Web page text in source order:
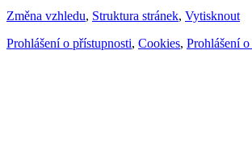
Změna vzhledu, Struktura stránek, Vytisknout
Prohlášení o přístupnosti, Cookies, Prohlášení